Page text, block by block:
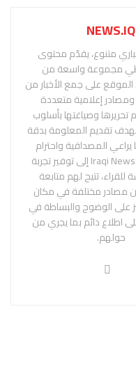
NEWS.IQ
متنوع، يقدّم محتوى
مجموعة واسعة من
الموقع على جمع الأخبار من
ومصادر إعلامية متعددة
تحريرها وصياغتها بأسلوب
تقديم المعلومة بدقة
المصداقية واحترام
القارئ. يهدف Iraqi News إلى توفير تجربة
تتيح لهم متابعة
مصادر مختلفة في مكان
على الوضوح والبساطة في
اطلاع دائم بما يجري من
حولهم.